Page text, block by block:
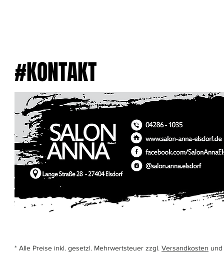
#KONTAKT
* Alle Preise inkl. gesetzl. Mehrwertsteuer zzgl. Versandkosten